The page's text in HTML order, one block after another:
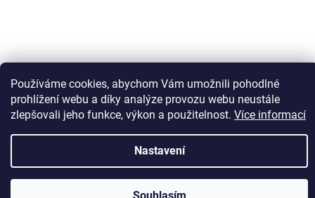
Používáme cookies, abychom Vám umožnili pohodlné
prohlížení webu a díky analýze provozu webu neustále
zlepšovali jeho funkce, výkon a použitelnost. Více informací
Nastavení
Sledovat na Instagramu
Copyright 2026Kaps comm. Všechna práva vyhrazena.